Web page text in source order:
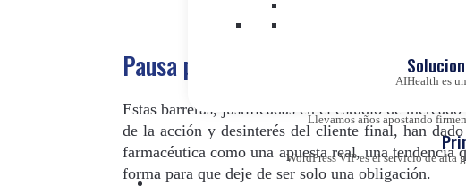
AIHealth es
Llevamos años apostando
WordPress VIP es el servicio de alta
Pausa para reflexionar
Estas barreras, justificadas en el estudio de
de la acción y desinterés del cliente final, han
farmacéutica como una apuesta real, una
forma para que deje de ser solo una obligación.